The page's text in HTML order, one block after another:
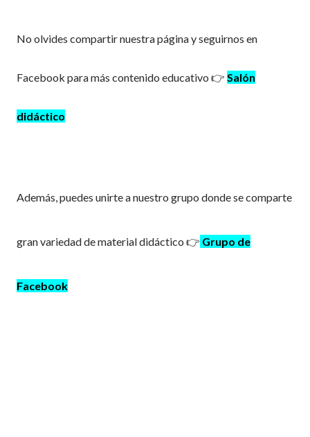
No olvides compartir nuestra página y seguirnos en
Facebook para más contenido educativo 👉 Salón
didáctico
Además, puedes unirte a nuestro grupo donde se comparte
gran variedad de material didáctico 👉 Grupo de
Facebook